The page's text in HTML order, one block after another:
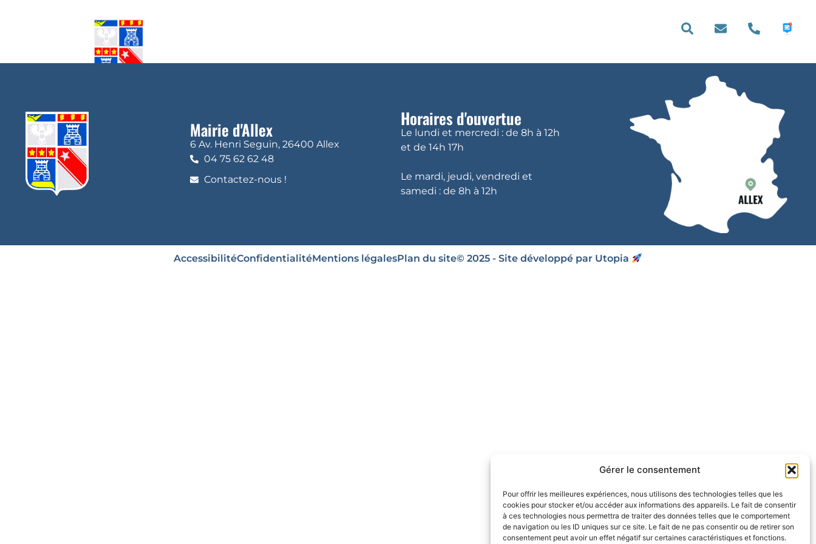
Gérer le consentement
Pour offrir les meilleures expériences, nous utilisons des technologies telles que les
cookies pour stocker et/ou accéder aux informations des appareils. Le fait de consentir
à ces technologies nous permettra de traiter des données telles que le comportement
de navigation ou les ID uniques sur ce site. Le fait de ne pas consentir ou de retirer son
consentement peut avoir un effet négatif sur certaines caractéristiques et fonctions.
Mairie d'Allex
6 Av. Henri Seguin, 26400 Allex
04 75 62 62 48
Contactez-nous !
Horaires d'ouvertue
Le lundi et mercredi : de 8h à 12h
et de 14h 17h
Le mardi, jeudi, vendredi et
samedi : de 8h à 12h
AccessibilitéConfidentialitéMentions légalesPlan du site© 2025 - Site développé par Utopia